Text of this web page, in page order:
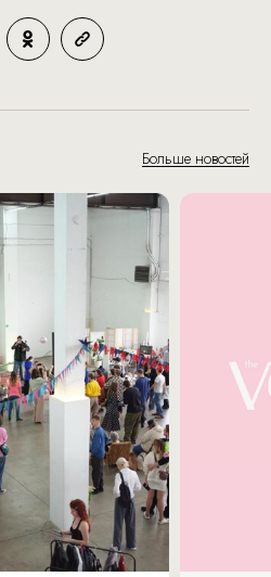
Больше новостей